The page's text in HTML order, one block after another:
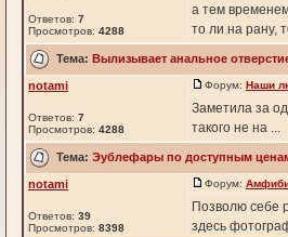
Ответов: 7
Просмотров: 4288
а тем
то ли на рану,
Тема: Вылизывает анальное
notami
Ответов: 7
Просмотров: 4288
Форум: Наши
Заметила за
такого не на ...
Тема: Эублефары по доступным
notami
Ответов: 39
Просмотров: 8398
Форум:
Позволю себе
здесь